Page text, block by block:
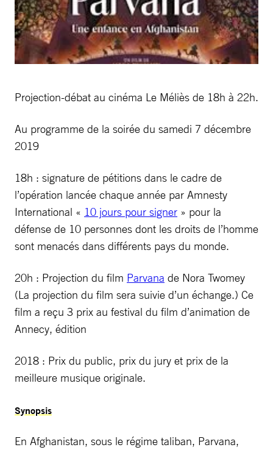
Projection-débat au cinéma Le Méliès de 18h à 22h.
Au programme de la soirée du samedi 7 décembre
2019
18h : signature de pétitions dans le cadre de
l’opération lancée chaque année par Amnesty
International « 10 jours pour signer » pour la
défense de 10 personnes dont les droits de l’homme
sont menacés dans différents pays du monde.
20h : Projection du film Parvana de Nora Twomey
(La projection du film sera suivie d’un échange.) Ce
film a reçu 3 prix au festival du film d’animation de
Annecy, édition
2018 : Prix du public, prix du jury et prix de la
meilleure musique originale.
Synopsis
En Afghanistan, sous le régime taliban, Parvana,